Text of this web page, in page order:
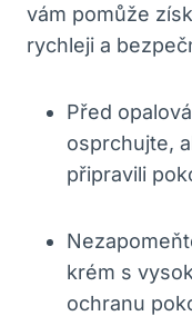
vám pomůže
rychleji a
Před
osprchujte,
připravili
krém s
ochranu